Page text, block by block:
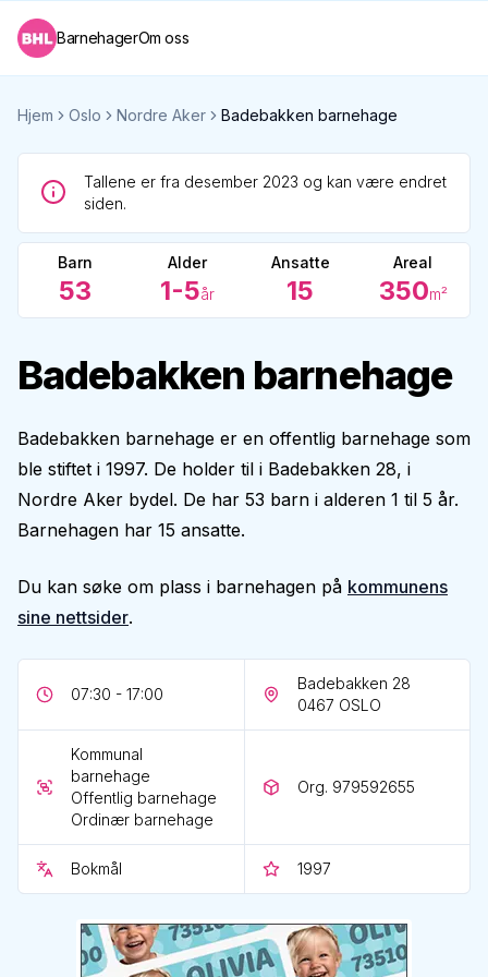
BarnehagerOm oss
Hjem Oslo Nordre Aker Badebakken barnehage
Tallene er fra desember 2023 og kan være endret
siden.
Barn
53
Alder
1-5år
Ansatte
15
Areal
350m²
Badebakken barnehage
Badebakken barnehage er en offentlig barnehage som
ble stiftet i 1997. De holder til i Badebakken 28, i
Nordre Aker bydel. De har 53 barn i alderen 1 til 5 år.
Barnehagen har 15 ansatte.
Du kan søke om plass i barnehagen på kommunens
sine nettsider.
07:30 - 17:00
Badebakken 28
0467 OSLO
Kommunal
barnehage
Offentlig barnehage
Ordinær barnehage
Org. 979592655
Bokmål 1997